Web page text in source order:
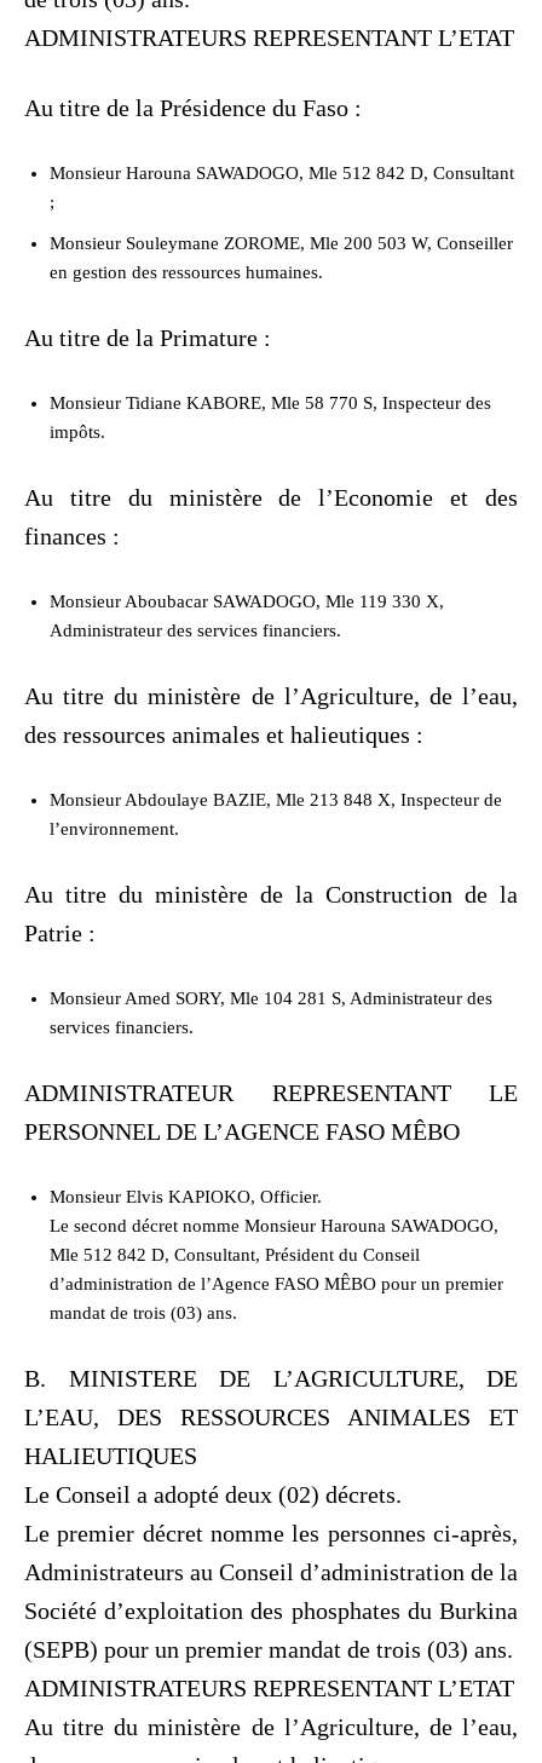
ADMINISTRATEURS REPRESENTANT L’ETAT
Au titre de la Présidence du Faso :
Monsieur Harouna SAWADOGO, Mle 512 842 D, Consultant
;
Monsieur Souleymane ZOROME, Mle 200 503 W, Conseiller
en gestion des ressources humaines.
Au titre de la Primature :
Monsieur Tidiane KABORE, Mle 58 770 S, Inspecteur des
impôts.
Au titre du ministère de l’Economie et des
finances :
Monsieur Aboubacar SAWADOGO, Mle 119 330 X,
Administrateur des services financiers.
Au titre du ministère de l’Agriculture, de l’eau,
des ressources animales et halieutiques :
Monsieur Abdoulaye BAZIE, Mle 213 848 X, Inspecteur de
l’environnement.
Au titre du ministère de la Construction de la
Patrie :
Monsieur Amed SORY, Mle 104 281 S, Administrateur des
services financiers.
ADMINISTRATEUR REPRESENTANT LE
PERSONNEL DE L’AGENCE FASO MÊBO
Monsieur Elvis KAPIOKO, Officier.
Le second décret nomme Monsieur Harouna SAWADOGO,
Mle 512 842 D, Consultant, Président du Conseil
d’administration de l’Agence FASO MÊBO pour un premier
mandat de trois (03) ans.
B. MINISTERE DE L’AGRICULTURE, DE
L’EAU, DES RESSOURCES ANIMALES ET
HALIEUTIQUES
Le Conseil a adopté deux (02) décrets.
Le premier décret nomme les personnes ci-après,
Administrateurs au Conseil d’administration de la
Société d’exploitation des phosphates du Burkina
(SEPB) pour un premier mandat de trois (03) ans.
ADMINISTRATEURS REPRESENTANT L’ETAT
Au titre du ministère de l’Agriculture, de l’eau,